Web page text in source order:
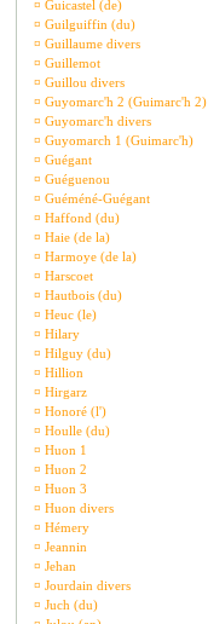
¤ Guicastel (de)
¤ Guilguiffin (du)
¤ Guillaume divers
¤ Guillemot
¤ Guillou divers
¤ Guyomarc'h 2 (Guimarc'h 2)
¤ Guyomarc'h divers
¤ Guyomarch 1 (Guimarc'h)
¤ Guégant
¤ Guéguenou
¤ Guéméné-Guégant
¤ Haffond (du)
¤ Haie (de la)
¤ Harmoye (de la)
¤ Harscoet
¤ Hautbois (du)
¤ Heuc (le)
¤ Hilary
¤ Hilguy (du)
¤ Hillion
¤ Hirgarz
¤ Honoré (l')
¤ Houlle (du)
¤ Huon 1
¤ Huon 2
¤ Huon 3
¤ Huon divers
¤ Hémery
¤ Jeannin
¤ Jehan
¤ Jourdain divers
¤ Juch (du)